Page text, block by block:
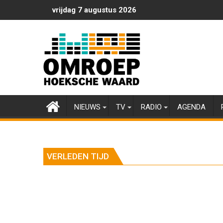
naar
vrijdag 7 augustus 2026
NIEUWS TV RADIO AGENDA
VERLEDEN TIJD